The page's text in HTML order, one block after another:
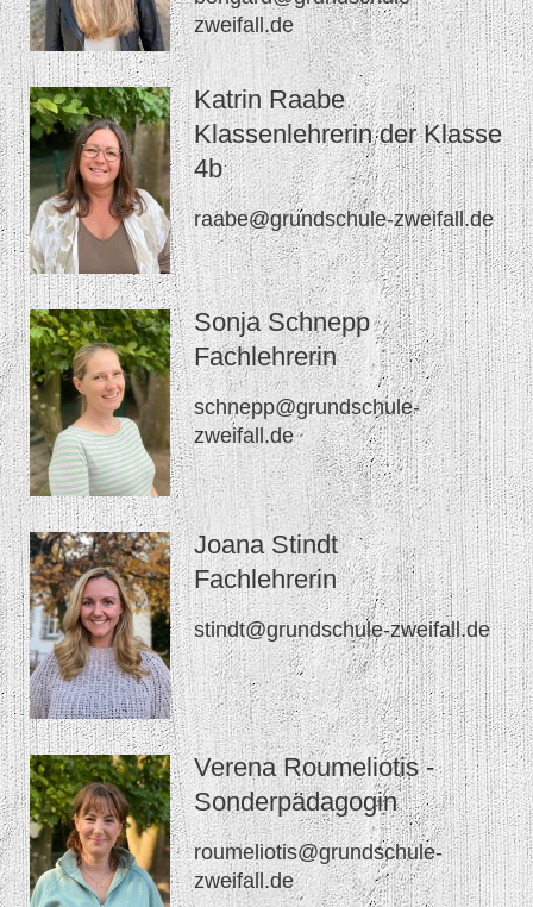
zweifall.de
Katrin Raabe
Klassenlehrerin der Klasse
4b
raabe@grundschule-zweifall.de
Sonja Schnepp
Fachlehrerin
schnepp@grundschule-
zweifall.de
Joana Stindt
Fachlehrerin
stindt@grundschule-zweifall.de
Verena Roumeliotis -
Sonderpädagogin
roumeliotis@grundschule-
zweifall.de